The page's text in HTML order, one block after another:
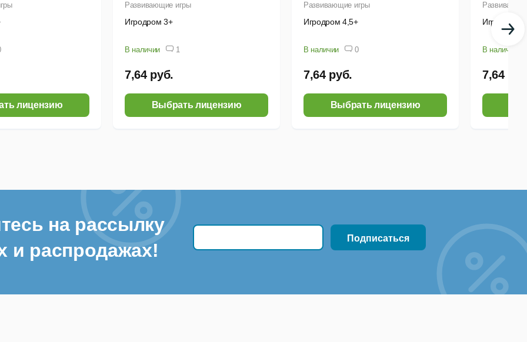
лицензию
Развивающие игры
Игродром 3+
В наличии 1
7,64 руб.
Выбрать лицензию
Развивающие игры
Игродром 4,5+
В наличии 0
7,64 руб.
Выбрать лицензию
Игродром
В наличии
7,64
на рассылку
и распродажах!